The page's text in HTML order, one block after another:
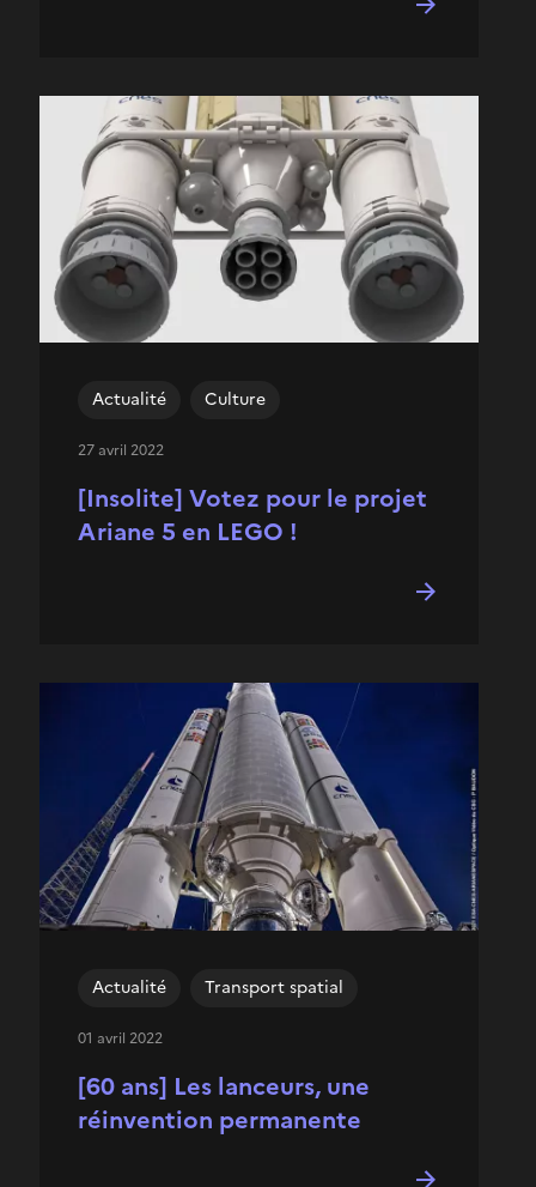
[Insolite] Votez pour le projet
Ariane 5 en LEGO !
Actualité Culture
27 avril 2022
[60 ans] Les lanceurs, une
réinvention permanente
Actualité Transport spatial
01 avril 2022